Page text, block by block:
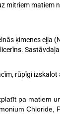
mitriem
ķimenes eļļa
rūpīgi
pa matiem